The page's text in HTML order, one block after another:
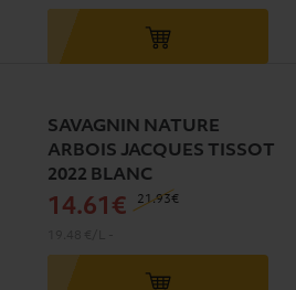
SAVAGNIN NATURE
ARBOIS JACQUES TISSOT
2022 BLANC
14.61€ 21.93€